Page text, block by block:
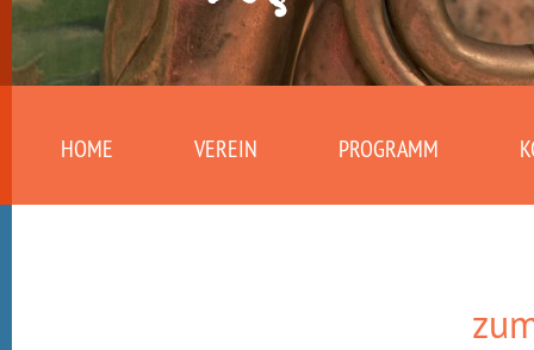
HOME VEREIN PROGRAMM